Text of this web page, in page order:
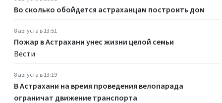
Во сколько обойдется астраханцам построить дом
8 августа в 13:51
Пожар в Астрахани унес жизни целой семьи
Вести
8 августа в 13:19
В Астрахани на время проведения велопарада
ограничат движение транспорта